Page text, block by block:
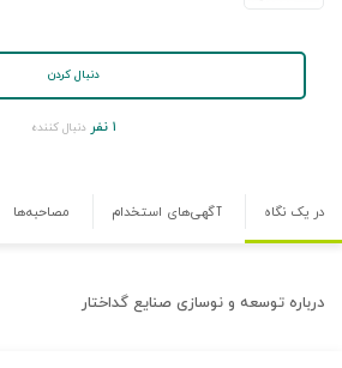
دنبال کردن
۱ نفر دنبال کننده
در یک نگاه آگهی‌های استخدام مصاحبه‌ها
درباره توسعه و نوسازی صنایع گداختار